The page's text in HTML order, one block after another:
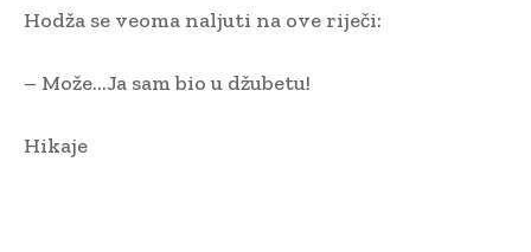
Hodža se veoma naljuti na ove riječi:
– Može…Ja sam bio u džubetu!
Hikaje